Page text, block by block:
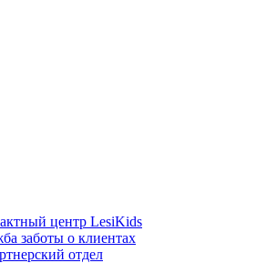
центр LesiKids
заботы о клиентах
отдел